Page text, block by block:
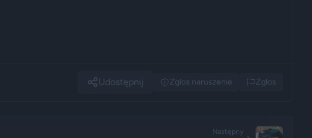
Udostępnij Zglos naruszenie Zglos
Następny